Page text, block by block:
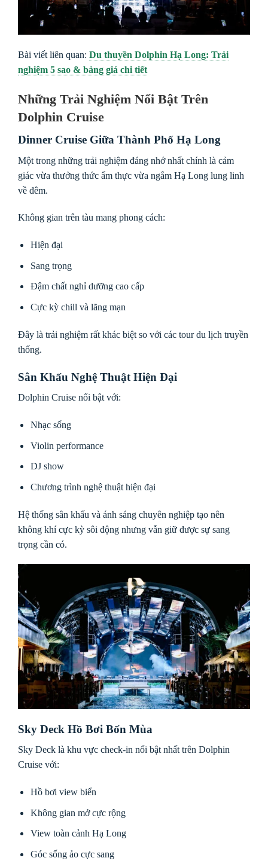
Bài viết liên quan: Du thuyền Dolphin Hạ Long: Trải
nghiệm 5 sao & bảng giá chi tiết
Những Trải Nghiệm Nổi Bật Trên
Dolphin Cruise
Dinner Cruise Giữa Thành Phố Hạ Long
Một trong những trải nghiệm đáng nhớ nhất chính là cảm
giác vừa thưởng thức ẩm thực vừa ngắm Hạ Long lung linh
về đêm.
Không gian trên tàu mang phong cách:
Hiện đại
Sang trọng
Đậm chất nghỉ dưỡng cao cấp
Cực kỳ chill và lãng mạn
Đây là trải nghiệm rất khác biệt so với các tour du lịch truyền
thống.
Sân Khấu Nghệ Thuật Hiện Đại
Dolphin Cruise nổi bật với:
Nhạc sống
Violin performance
DJ show
Chương trình nghệ thuật hiện đại
Hệ thống sân khấu và ánh sáng chuyên nghiệp tạo nên
không khí cực kỳ sôi động nhưng vẫn giữ được sự sang
trọng cần có.
Sky Deck Hồ Bơi Bốn Mùa
Sky Deck là khu vực check-in nổi bật nhất trên Dolphin
Cruise với:
Hồ bơi view biển
Không gian mở cực rộng
View toàn cảnh Hạ Long
Góc sống ảo cực sang